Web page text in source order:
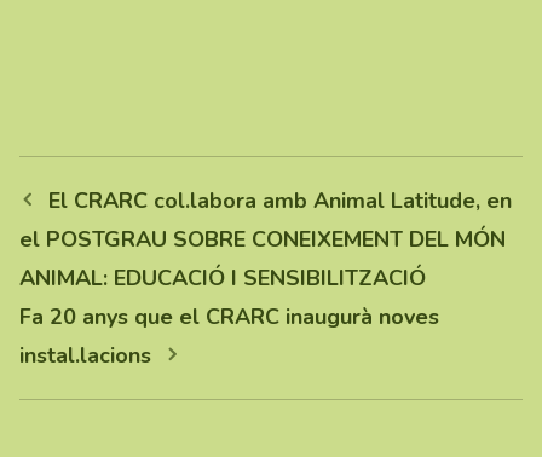
El CRARC col.labora amb Animal Latitude, en
el POSTGRAU SOBRE CONEIXEMENT DEL MÓN
ANIMAL: EDUCACIÓ I SENSIBILITZACIÓ
Fa 20 anys que el CRARC inaugurà noves
instal.lacions